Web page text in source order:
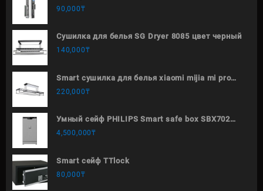
язык
90,000₸
Сушилка для белья SG Dryer 8085 цвет черный
140,000₸
Smart сушилка для белья xiaomi mijia mi pro
B501CN
220,000₸
Умный сейф PHILIPS Smart safe box SBX702
ABX
4,500,000₸
Smart сейф TTlock
80,000₸